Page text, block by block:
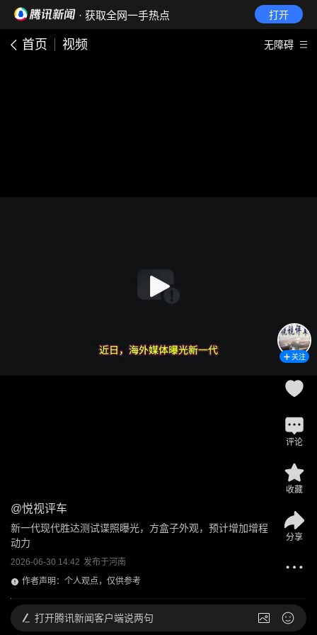
· 获取全网一手热点 打开
首页 视频 无障碍
@悦视评车
新一代现代胜达测试谍照曝光，方盒子外观，预计增加增程
动力
2026-06-30 14:42 发布于河南
作者声明：个人观点，仅供参考
关注
评论
收藏
分享
打开腾讯新闻客户端说两句